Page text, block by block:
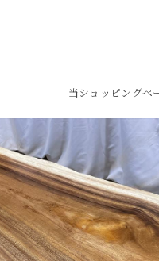
当ショッピングペ